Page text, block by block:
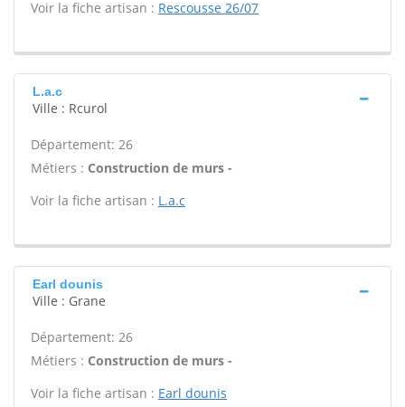
Voir la fiche artisan : Rescousse 26/07
L.a.c
Ville : Rcurol
Département: 26
Métiers : Construction de murs -
Voir la fiche artisan : L.a.c
Earl dounis
Ville : Grane
Département: 26
Métiers : Construction de murs -
Voir la fiche artisan : Earl dounis